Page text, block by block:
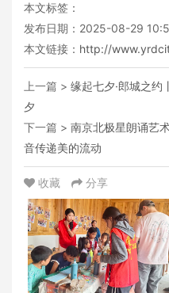
本文标签：
发布日期：2025-08-29
本文链接： http://
上一篇 > 缘起七夕·郎城之约
夕
下一篇 > 南京北极星朗诵艺
音传递美的流动
收藏 分享